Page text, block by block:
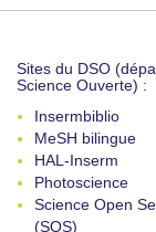
Sites du DSO
Science Ouverte) :
Insermbiblio
MeSH bilingue
HAL-Inserm
Photoscience
Science Open
(SOS)